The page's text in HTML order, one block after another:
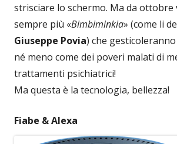
strisciare lo schermo. Ma da ottobre
sempre più «Bimbiminkia» (come li
Giuseppe Povia) che
né meno come dei poveri malati di
trattamenti psichiatrici!
Ma questa è la tecnologia, bellezza!
Fiabe & Alexa